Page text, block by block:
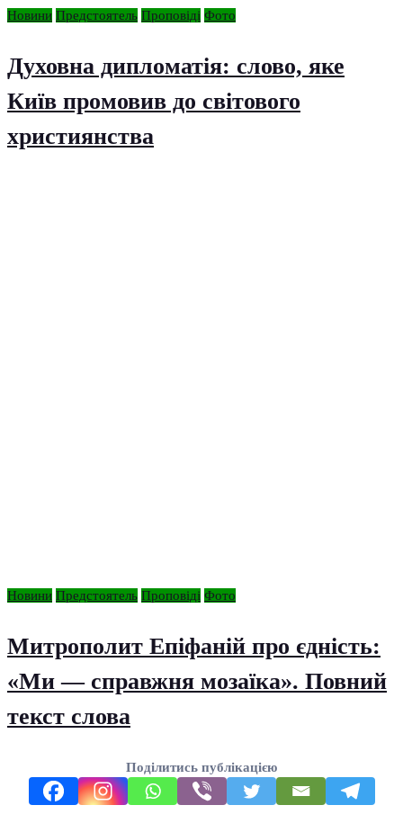
Новини Предстоятель Проповіді Фото
Духовна дипломатія: слово, яке
Київ промовив до світового
християнства
Новини Предстоятель Проповіді Фото
Митрополит Епіфаній про єдність:
«Ми — справжня мозаїка». Повний
текст слова
Поділитись публікацією